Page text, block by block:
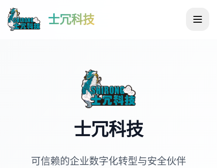
士冗科技
士冗科技
可信赖的企业数字化转型与安全伙伴